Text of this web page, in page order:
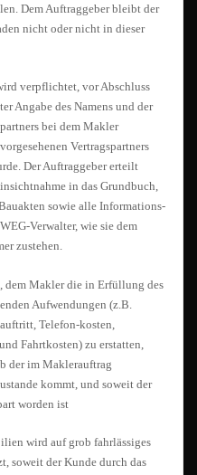
Dem Auftraggeber bleibt der
nicht oder nicht in dieser
verpflichtet, vor Abschluss
Angabe des Namens und der
bei dem Makler
Vertragspartners
Der Auftraggeber erteilt
in das Grundbuch,
sowie alle Informations-
Verwalter, wie sie dem
zustehen.
Makler die in Erfüllung des
Aufwendungen (z.B.
Telefon-kosten,
Fahrtkosten) zu erstatten,
der im Maklerauftrag
kommt, und soweit der
worden ist
wird auf grob fahrlässiges
soweit der Kunde durch das